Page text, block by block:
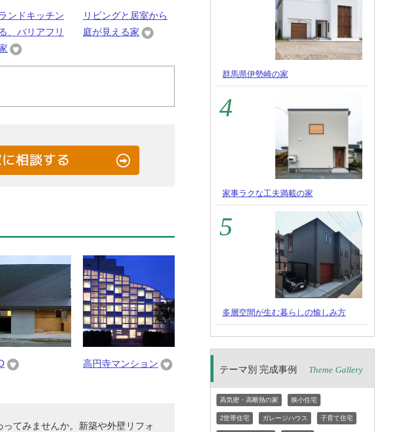
ンドキッチン
、バリアフリ
リビングと居室から
庭が見える家
高円寺マンション
てみませんか。新築や外壁リフォ
群馬県伊勢崎の家
家事ラクな工夫満載の家
多層空間が生む暮らしの愉しみ方
テーマ別 完成事例 Theme Gallery
高気密・高断熱の家 狭小住宅
2世帯住宅 ガレージハウス 子育て住宅